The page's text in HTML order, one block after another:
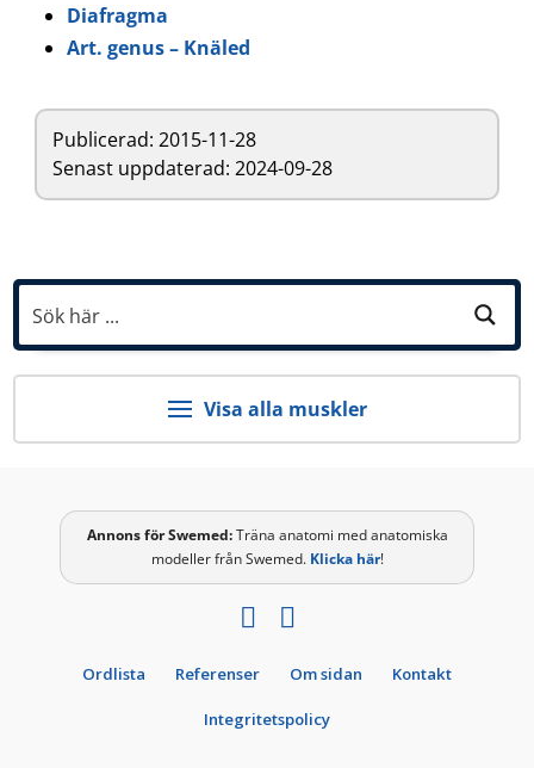
Diafragma
Art. genus – Knäled
Publicerad:2015-11-28
Senast uppdaterad: 2024-09-28
Visa alla muskler
Annons förSwemed:Träna anatomi med anatomiska
modeller från Swemed. Klicka här!
Ordlista Referenser Om sidan Kontakt
Integritetspolicy